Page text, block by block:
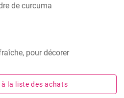
de curcuma
pour décorer
la liste des achats